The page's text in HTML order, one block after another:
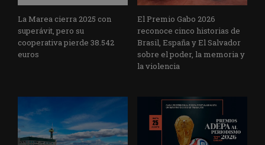
La Marea cierra 2025 con
superávit, pero su
cooperativa pierde 38.542
euros
El Premio Gabo 2026
reconoce cinco historias de
Brasil, España y El Salvador
sobre el poder, la memoria y
la violencia